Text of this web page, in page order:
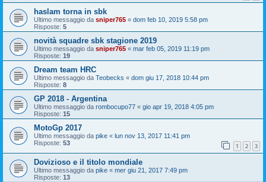
haslam torna in sbk
Ultimo messaggio da sniper765 « dom feb 10, 2019 5:58 pm
Risposte: 5
novità squadre sbk stagione 2019
Ultimo messaggio da sniper765 « mar feb 05, 2019 11:19 pm
Risposte: 19
Dream team HRC
Ultimo messaggio da Teobecks « dom giu 17, 2018 10:44 pm
Risposte: 8
GP 2018 - Argentina
Ultimo messaggio da rombocupo77 « gio apr 19, 2018 4:05 pm
Risposte: 15
MotoGp 2017
Ultimo messaggio da pike « lun nov 13, 2017 11:41 pm
Risposte: 53 1 2 3
Dovizioso e il titolo mondiale
Ultimo messaggio da pike « mer giu 21, 2017 7:49 pm
Risposte: 13